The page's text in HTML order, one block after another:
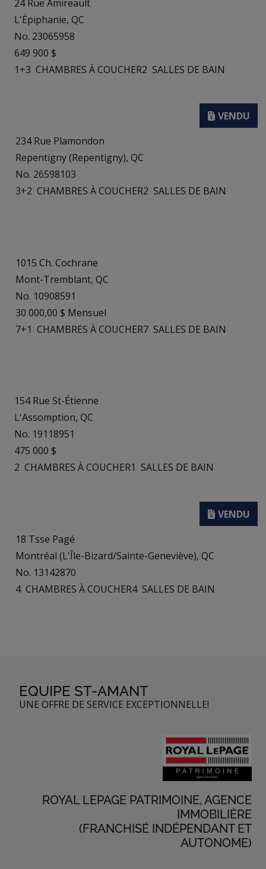
24 Rue Amireault
L'Épiphanie, QC
No. 23065958
649 900 $
1+3 CHAMBRES À COUCHER2 SALLES DE BAIN
234 Rue Plamondon
Repentigny (Repentigny), QC
No. 26598103
3+2 CHAMBRES À COUCHER2 SALLES DE BAIN
1015 Ch. Cochrane
Mont-Tremblant, QC
No. 10908591
30 000,00 $ Mensuel
7+1 CHAMBRES À COUCHER7 SALLES DE BAIN
154 Rue St-Étienne
L'Assomption, QC
No. 19118951
475 000 $
2 CHAMBRES À COUCHER1 SALLES DE BAIN
18 Tsse Pagé
Montréal (L'Île-Bizard/Sainte-Geneviève), QC
No. 13142870
4 CHAMBRES À COUCHER4 SALLES DE BAIN
EQUIPE ST-AMANT
UNE OFFRE DE SERVICE EXCEPTIONNELLE!
ROYAL LEPAGE PATRIMOINE, AGENCE
IMMOBILIÈRE
(FRANCHISÉ INDÉPENDANT ET
AUTONOME)